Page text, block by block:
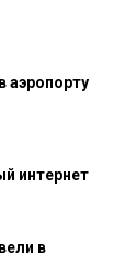
аэропорту
интернет
в